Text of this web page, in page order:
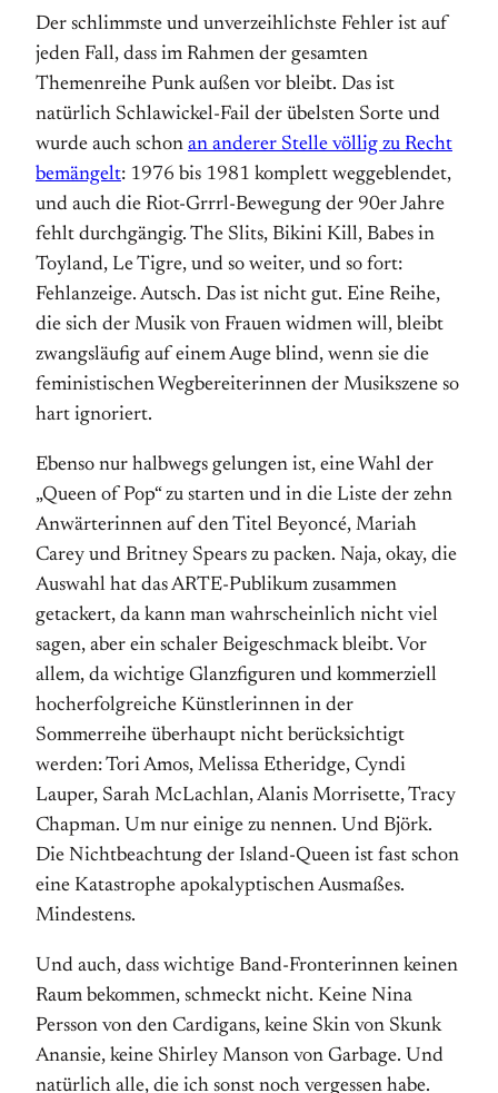
Der schlimmste und unverzeihlichste Fehler ist auf
jeden Fall, dass im Rahmen der gesamten
Themenreihe Punk außen vor bleibt. Das ist
natürlich Schlawickel-Fail der übelsten Sorte und
wurde auch schon an anderer Stelle völlig zu Recht
bemängelt: 1976 bis 1981 komplett weggeblendet,
und auch die Riot-Grrrl-Bewegung der 90er Jahre
fehlt durchgängig. The Slits, Bikini Kill, Babes in
Toyland, Le Tigre, und so weiter, und so fort:
Fehlanzeige. Autsch. Das ist nicht gut. Eine Reihe,
die sich der Musik von Frauen widmen will, bleibt
zwangsläufig auf einem Auge blind, wenn sie die
feministischen Wegbereiterinnen der Musikszene so
hart ignoriert.
Ebenso nur halbwegs gelungen ist, eine Wahl der
„Queen of Pop“ zu starten und in die Liste der zehn
Anwärterinnen auf den Titel Beyoncé, Mariah
Carey und Britney Spears zu packen. Naja, okay, die
Auswahl hat das ARTE-Publikum zusammen
getackert, da kann man wahrscheinlich nicht viel
sagen, aber ein schaler Beigeschmack bleibt. Vor
allem, da wichtige Glanzfiguren und kommerziell
hocherfolgreiche Künstlerinnen in der
Sommerreihe überhaupt nicht berücksichtigt
werden: Tori Amos, Melissa Etheridge, Cyndi
Lauper, Sarah McLachlan, Alanis Morrisette, Tracy
Chapman. Um nur einige zu nennen. Und Björk.
Die Nichtbeachtung der Island-Queen ist fast schon
eine Katastrophe apokalyptischen Ausmaßes.
Mindestens.
Und auch, dass wichtige Band-Fronterinnen keinen
Raum bekommen, schmeckt nicht. Keine Nina
Persson von den Cardigans, keine Skin von Skunk
Anansie, keine Shirley Manson von Garbage. Und
natürlich alle, die ich sonst noch vergessen habe.